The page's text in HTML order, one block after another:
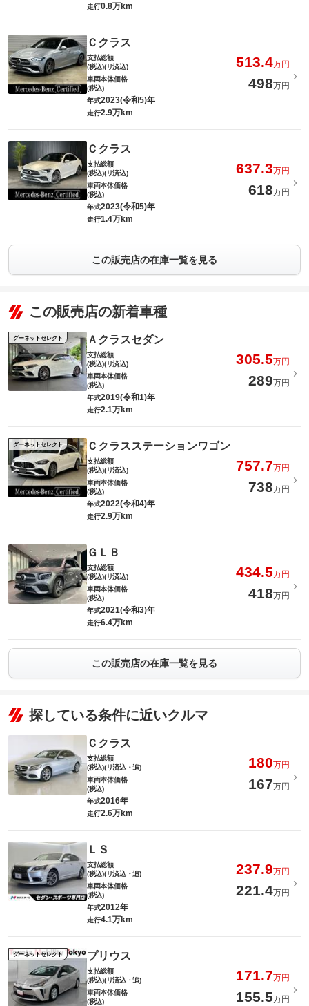
走行0.8万km
Ｃクラス
支払総額
(税込)(リ済込)
513.4万円
車両本体価格
(税込)
498万円
年式2023(令和5)年
走行2.9万km
Ｃクラス
支払総額
(税込)(リ済込)
637.3万円
車両本体価格
(税込)
618万円
年式2023(令和5)年
走行1.4万km
この販売店の在庫一覧を見る
この販売店の新着車種
グーネットセレクト Ａクラスセダン
支払総額
(税込)(リ済込)
305.5万円
車両本体価格
(税込)
289万円
年式2019(令和1)年
走行2.1万km
グーネットセレクト Ｃクラスステーションワゴン
支払総額
(税込)(リ済込)
757.7万円
車両本体価格
(税込)
738万円
年式2022(令和4)年
走行2.9万km
ＧＬＢ
支払総額
(税込)(リ済込)
434.5万円
車両本体価格
(税込)
418万円
年式2021(令和3)年
走行6.4万km
この販売店の在庫一覧を見る
探している条件に近いクルマ
Ｃクラス
支払総額
(税込)(リ済込・追)
180万円
車両本体価格
(税込)
167万円
年式2016年
走行2.6万km
ＬＳ
支払総額
(税込)(リ済込・追)
237.9万円
車両本体価格
(税込)
221.4万円
年式2012年
走行4.1万km
グーネットセレクト プリウス
支払総額
(税込)(リ済込・追)
171.7万円
車両本体価格
(税込)
155.5万円